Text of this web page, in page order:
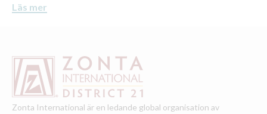
Läs mer
Zonta International är en ledande global organisation av